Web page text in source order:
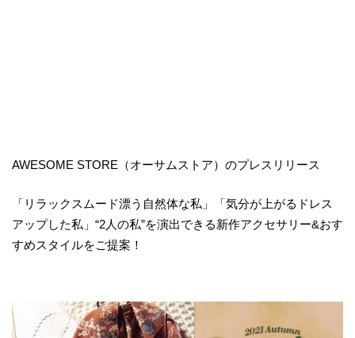
AWESOME STORE（オーサムストア）のプレスリリース
「リラックスムード漂う自然体な私」「気分が上がるドレス
アップした私」“2人の私”を演出できる新作アクセサリー&おす
すめスタイルをご提案！